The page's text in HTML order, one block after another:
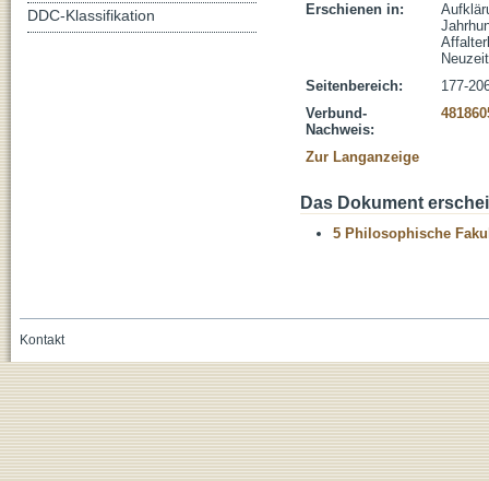
Erschienen in:
Seitenbereich:
177-
Verbund-
Nachweis:
Zur Langanzeige
Das Dokument
5 Philosophische
DDC-Klassifikation
Kontakt